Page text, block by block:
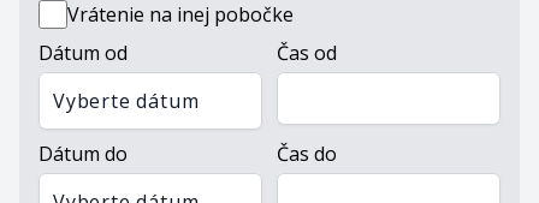
Vrátenie na inej pobočke
Dátum od
Vyberte dátum
Čas od
Dátum do
Čas do